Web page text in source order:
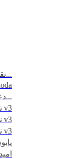
نقشه مسیرتردد - مرزهای 6 گانه...
دعای روز اول ماه مبارک رمضان...
نقشه کاظمین - 1395 v3
نقشه نجف - 1395 v3
نقشه کربلا - 1395 v3
امید